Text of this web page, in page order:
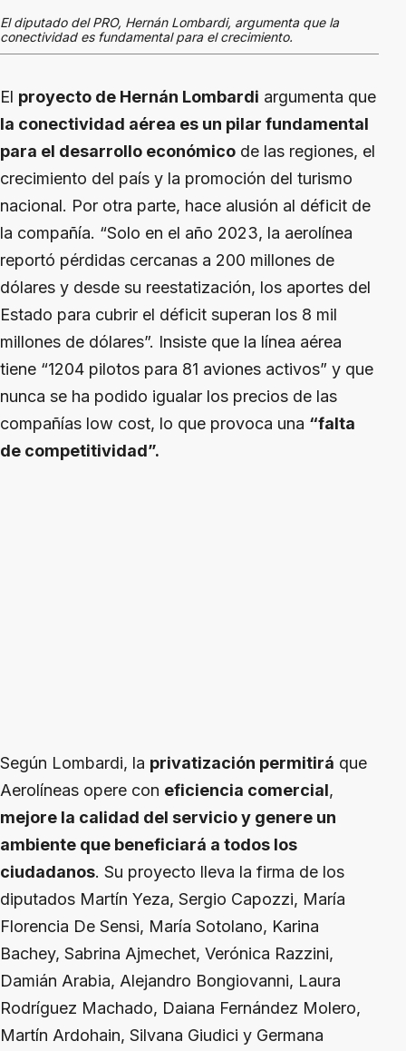
El diputado del PRO, Hernán Lombardi, argumenta que la
conectividad es fundamental para el crecimiento.
El proyecto de Hernán Lombardi argumenta que
la conectividad aérea es un pilar fundamental
para el desarrollo económico de las regiones, el
crecimiento del país y la promoción del turismo
nacional. Por otra parte, hace alusión al déficit de
la compañía. “Solo en el año 2023, la aerolínea
reportó pérdidas cercanas a 200 millones de
dólares y desde su reestatización, los aportes del
Estado para cubrir el déficit superan los 8 mil
millones de dólares”. Insiste que la línea aérea
tiene “1204 pilotos para 81 aviones activos” y que
nunca se ha podido igualar los precios de las
compañías low cost, lo que provoca una “falta
de competitividad”.
Según Lombardi, la privatización permitirá que
Aerolíneas opere con eficiencia comercial,
mejore la calidad del servicio y genere un
ambiente que beneficiará a todos los
ciudadanos. Su proyecto lleva la firma de los
diputados Martín Yeza, Sergio Capozzi, María
Florencia De Sensi, María Sotolano, Karina
Bachey, Sabrina Ajmechet, Verónica Razzini,
Damián Arabia, Alejandro Bongiovanni, Laura
Rodríguez Machado, Daiana Fernández Molero,
Martín Ardohain, Silvana Giudici y Germana